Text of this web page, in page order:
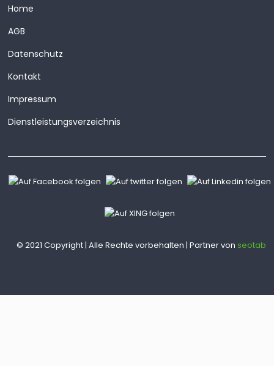
Home
AGB
Datenschutz
Kontakt
Impressum
Dienstleistungsverzeichnis
© 2021 Copyright | Alle Rechte vorbehalten | Partner von seotab